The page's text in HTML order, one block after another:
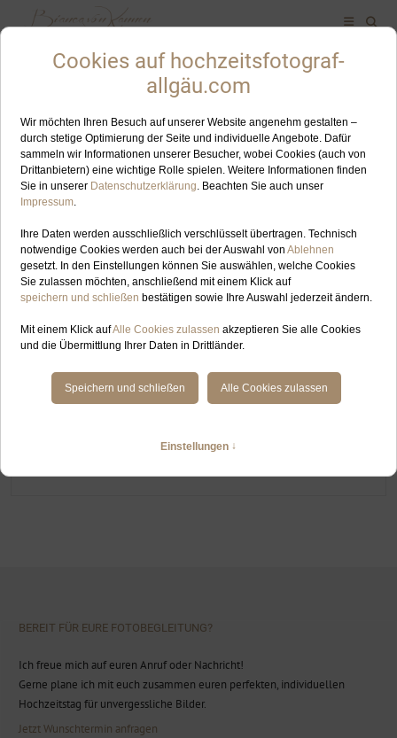
ALLES ZUM SCHLAGWORT: KUTSCHFAHRT
JUN
FREIE TRAUUNG AM FORGGENSEE
BEREIT FÜR EURE FOTOBEGLEITUNG?
Ich freue mich auf euren Anruf oder Nachricht!
Gerne plane ich mit euch zusammen euren perfekten, individuellen
Hochzeitstag für unvergessliche Bilder.
Jetzt Wunschtermin anfragen